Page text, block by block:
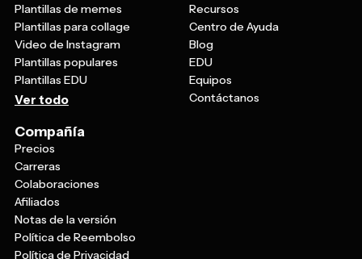
Plantillas de memes
Plantillas para collage
Video de Instagram
Plantillas populares
Plantillas EDU
Ver todo
Recursos
Centro de Ayuda
Blog
EDU
Equipos
Contáctanos
Compañía
Precios
Carreras
Colaboraciones
Afiliados
Notas de la versión
Política de Reembolso
Política de Privacidad